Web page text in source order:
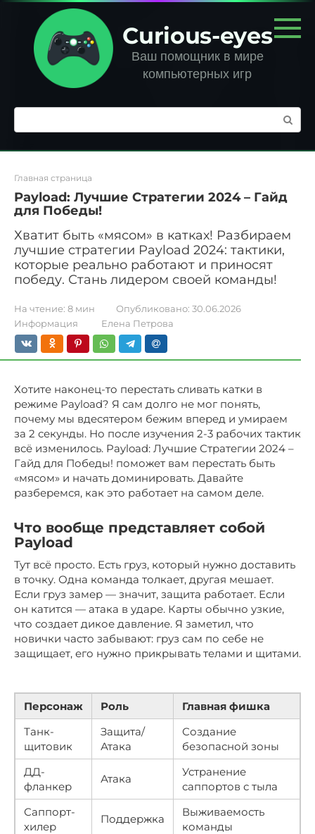
Перейти
контенту
Curious-eyes
Ваш помощник в мире
компьютерных игр
Поиск:
Главная страница
Payload: Лучшие Стратегии 2024 – Гайд
для Победы!
Хватит быть «мясом» в катках! Разбираем
лучшие стратегии Payload 2024: тактики,
которые реально работают и приносят
победу. Стань лидером своей команды!
На чтение: 8 мин Опубликовано: 30.06.2026
Информация
Елена Петрова
Хотите наконец-то перестать сливать катки в
режиме Payload? Я сам долго не мог понять,
почему мы вдесятером бежим вперед и умираем
за 2 секунды. Но после изучения 2-3 рабочих тактик
всё изменилось. Payload: Лучшие Стратегии 2024 –
Гайд для Победы! поможет вам перестать быть
«мясом» и начать доминировать. Давайте
разберемся, как это работает на самом деле.
Что вообще представляет собой
Payload
Тут всё просто. Есть груз, который нужно доставить
в точку. Одна команда толкает, другая мешает.
Если груз замер — значит, защита работает. Если
он катится — атака в ударе. Карты обычно узкие,
что создает дикое давление. Я заметил, что
новички часто забывают: груз сам по себе не
защищает, его нужно прикрывать телами и щитами.
Персонаж Роль
Главная фишка
Танк-
щитовик
Защита/
Атака
Создание
безопасной зоны
ДД-
фланкер
Атака
Устранение
саппортов с тыла
Саппорт-
хилер
Поддержка
Выживаемость
команды